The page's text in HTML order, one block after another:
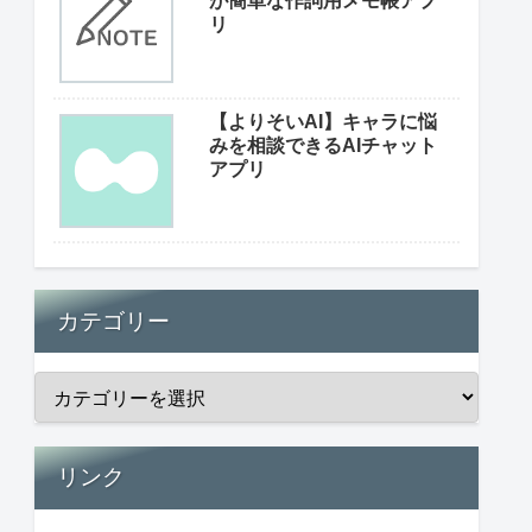
リ
【よりそいAI】キャラに悩
みを相談できるAIチャット
アプリ
カテゴリー
リンク